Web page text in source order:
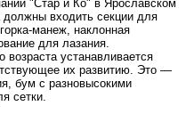
"Стар и Ко" в Ярославском
входить секции для
манеж, наклонная
для лазания.
устанавливается
их развитию. Это —
бум с разновысокими
сетки.